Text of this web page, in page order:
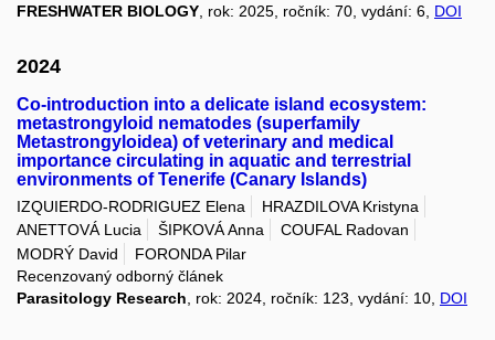
FRESHWATER BIOLOGY, rok: 2025, ročník: 70, vydání: 6, DOI
2024
Co-introduction into a delicate island ecosystem:
metastrongyloid nematodes (superfamily
Metastrongyloidea) of veterinary and medical
importance circulating in aquatic and terrestrial
environments of Tenerife (Canary Islands)
IZQUIERDO-RODRIGUEZ Elena
HRAZDILOVA Kristyna
ANETTOVÁ Lucia
ŠIPKOVÁ Anna
COUFAL Radovan
MODRÝ David
FORONDA Pilar
Recenzovaný odborný článek
Parasitology Research , rok: 2024, ročník: 123, vydání: 10, DOI